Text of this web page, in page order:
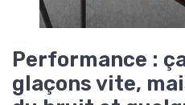
Performance :
glaçons vite,